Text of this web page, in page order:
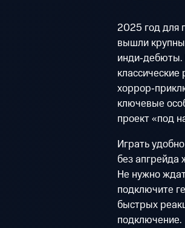
2025 год для
вышли
ключевые
проект «под
Играть
без апгрейда
Не нужно
подключите
быстрых
подключение.